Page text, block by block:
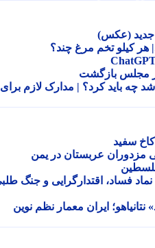
(عکس)
تخم مرغ چند؟
بازگشت
باید کرد؟ | مدارک لازم برای
سفید
عربستان در یمن
فساد، اقتدارگرایی و جنگ طلبی
ایران معمار نظم نوین